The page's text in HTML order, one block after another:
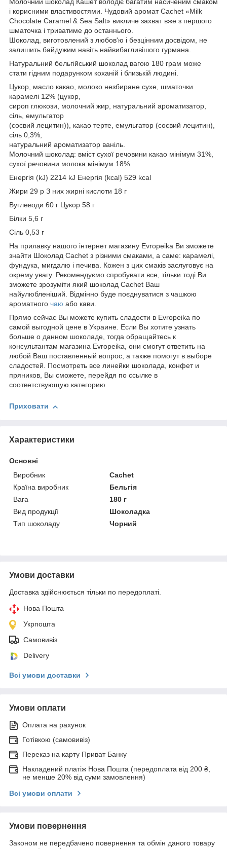
Молочний шоколад Кашет володіє багатим насиченим смаком
і корисними властивостями. Чудовий аромат Cachet «Milk
Chocolate Caramel & Sea Salt» викличе захват вже з першого
шматочка і триватиме до останнього.
Шоколад, виготовлений з любов'ю і безцінним досвідом, не
залишить байдужим навіть найвибагливішого гурмана.
Натуральний бельгійський шоколад вагою 180 грам може
стати гідним подарунком коханій і близькій людині.
Цукор, масло какао, молоко незбиране сухе, шматочки
карамелі 12% (цукор,
сироп глюкози, молочний жир, натуральний ароматизатор,
сіль, емульгатор
(соєвий лецитин)), какао терте, емульгатор (соєвий лецитин),
сіль 0,3%,
натуральний ароматизатор ваніль.
Молочний шоколад: вміст сухої речовини какао мінімум 31%,
сухої речовини молока мінімум 18%.
Енергія (kJ) 2214 kJ Енергія (kcal) 529 kcal
Жири 29 р З них жирні кислоти 18 г
Вуглеводи 60 г Цукор 58 г
Білки 5,6 г
Сіль 0,53 г
На прилавку нашого інтернет магазину Evropeika Ви зможете
знайти Шоколад Cachet з різними смаками, а саме: карамелі,
фундука, мигдалю і печива. Кожен з цих смаків заслуговує на
окрему увагу. Рекомендуємо спробувати все, тільки тоді Ви
зможете зрозуміти який шоколад Cachet Ваш
найулюбленіший. Відмінно буде поєднуватися з чашкою
ароматного чаю або кави.
Прямо сейчас Вы можете купить сладости в Evropeika по
самой выгодной цене в Украине. Если Вы хотите узнать
больше о данном шоколаде, тогда обращайтесь к
консультантам магазина Evropeika, они смогут ответить на
любой Ваш поставленный вопрос, а также помогут в выборе
сладостей. Посмотреть все линейки шоколада, конфет и
пряников, Вы сможете, перейдя по ссылке в
соответствующую категорию.
Приховати
Характеристики
Основні
Виробник
Cachet
Країна виробник
Бельгія
Вага
180 г
Вид продукції
Шоколадка
Тип шоколаду
Чорний
Умови доставки
Доставка здійснюється тільки по передоплаті.
Нова Пошта
Укрпошта
Самовивіз
Delivery
Всі умови доставки
Умови оплати
Оплата на рахунок
Готівкою (самовивіз)
Переказ на карту Приват Банку
Накладений платіж Нова Пошта (передоплата від 200 ₴,
не менше 20% від суми замовлення)
Всі умови оплати
Умови повернення
Законом не передбачено повернення та обмін даного товару